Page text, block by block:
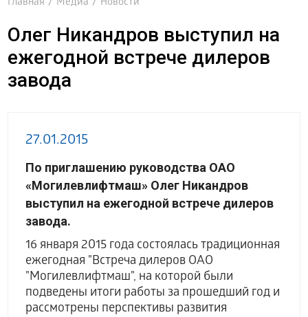
Главная / Медиа / Новости
Олег Никандров выступил на
ежегодной встрече дилеров
завода
27.01.2015
По приглашению руководства ОАО
«Могилевлифтмаш» Олег Никандров
выступил на ежегодной встрече дилеров
завода.
16 января 2015 года состоялась традиционная
ежегодная "Встреча дилеров ОАО
"Могилевлифтмаш", на которой были
подведены итоги работы за прошедший год и
рассмотрены перспективы развития